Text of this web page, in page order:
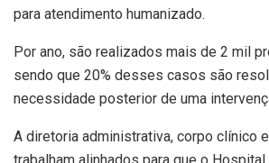
para atendimento humanizado.
Por ano, são realizados mais de 2 mil
sendo que 20% desses casos são
necessidade posterior de uma
A diretoria administrativa, corpo clínico
trabalham alinhados para que o